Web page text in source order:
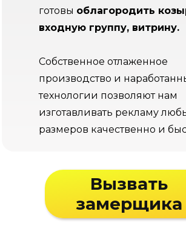
готовы облагородить
входную группу, витрину.
Собственное отлаженное
производство и
технологии позволяют нам
изготавливать рекламу
размеров качественно и
Вызвать
замерщика